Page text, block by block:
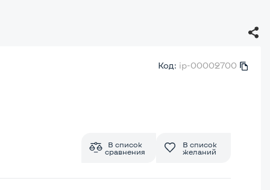
Код: ip-00002700
В список
сравнения
В список
желаний